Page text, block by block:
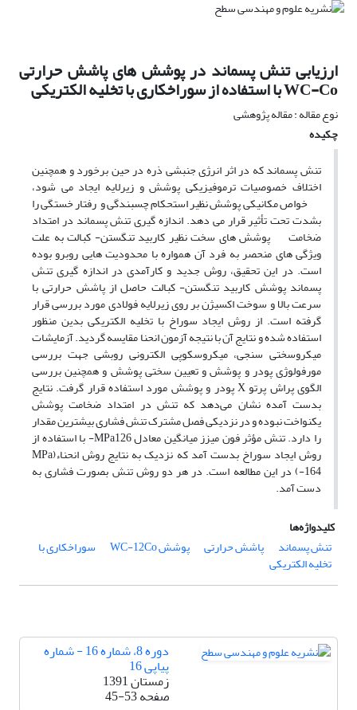
ارزیابی تنش پسماند در پوشش های پاشش حرارتی
WC-Co با استفاده از سوراخکاری با تخلیه الکتریکی
نوع مقاله : مقاله پژوهشی
چکیده
تنش پسماند که در اثر انرژی جنبشی ذره در حین برخورد و همچنین
اختلاف خصوصیات ترموفیزیکی پوشش و زیرلایه ایجاد می شود،
خواص مکانیکی پوشش نظیر استحکام چسبندگی و رفتار خستگی را
بشدت تحت تأثیر قرار می دهد. اندازه گیری تنش پسماند در امتداد
ضخامت پوشش های سخت نظیر کاربید تنگستن- کبالت به علت
ویژگی های منحصر به فرد آن همواره با محدودیت هایی روبرو بوده
است. در این تحقیق، روش جدید و کارآمدی در اندازه گیری تنش
پسماند پوشش کاربید تنگستن- کبالت حاصل از پاشش حرارتی با
سرعت بالا و سوخت اکسیژن بر روی زیرلایه فولادی مورد بررسی قرار
گرفته است. از روش ایجاد سوراخ با تخلیه الکتریکی بدین منظور
استفاده شده و نتایج آن با نتیجه آزمون انحنا مقایسه گردید. آزمایشات
میکروسختی سنجی، میکروسکوپی الکترونی روبشی جهت بررسی
مورفولوژی پودر و پوشش و تعیین سختی پوشش و همچنین بررسی
الگوی پراش پرتو X پودر و پوشش مورد استفاده قرار گرفت. نتایج
بدست آمده نشان می‌دهد که تنش در امتداد ضخامت پوشش
یکنواخت نبوده و در نزدیکی فصل مشترک تنش فشاری بیشترین مقدار
را دارد. تنش مؤثر فون میزز میانگین معادل MPa126- با استفاده از
روش ایجاد سوراخ بدست آمد که نزدیک به نتایج روش انحناء(MPa
164-) در این مطالعه است. در هر دو روش تنش بصورت فشاری به
دست آمد.
کلیدواژه‌ها
تنش پسماند
پاشش حرارتی پوشش WC-12Co سوراخکاری با
تخلیه الکتریکی
دوره 8، شماره 16 - شماره
پیاپی 16
زمستان 1391
صفحه45-53